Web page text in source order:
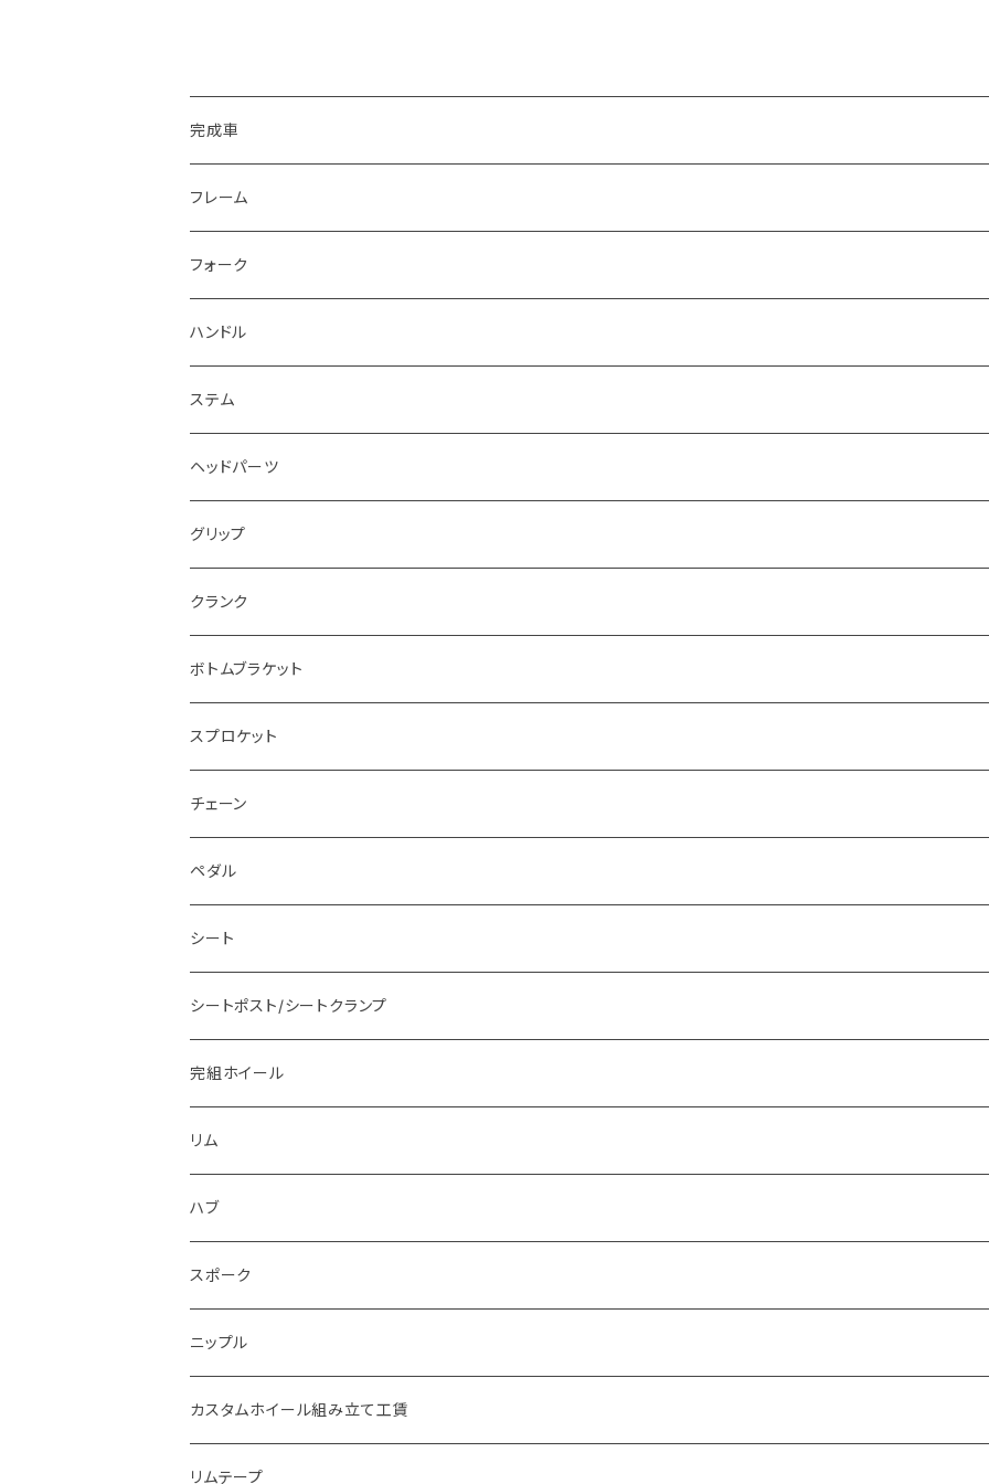
完成車
フレーム
16”/18”
20”
~19.75”
~20.25”
フォーク
12~16”
18”
20”
24”
ハンドル
~7”
~8”
~9”
~10”
ステム
ヘッドパーツ
グリップ
クランク
110~155mm
160mm
165mm
170mm
175mm
ボトムブラケット
スプロケット
チェーン
ペダル
シート
シートポスト/シートクランプ
完組ホイール
リム
ハブ
スポーク
ニップル
カスタムホイール組み立て工賃
リムテープ